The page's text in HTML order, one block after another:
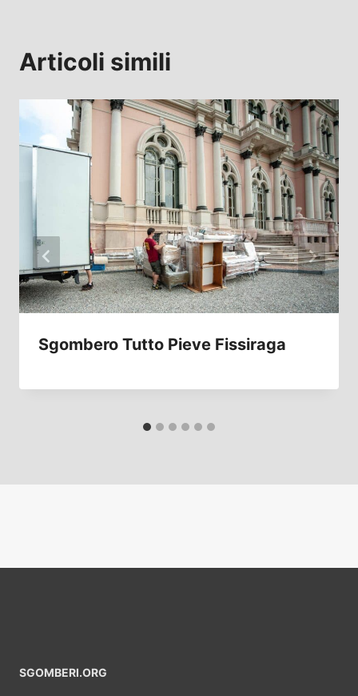
Articoli simili
Sgombero Tutto Pieve Fissiraga
SGOMBERI.ORG